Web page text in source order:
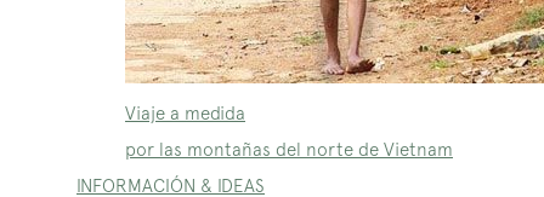
Viaje a medida
por las montañas del norte de Vietnam
INFORMACIÓN & IDEAS